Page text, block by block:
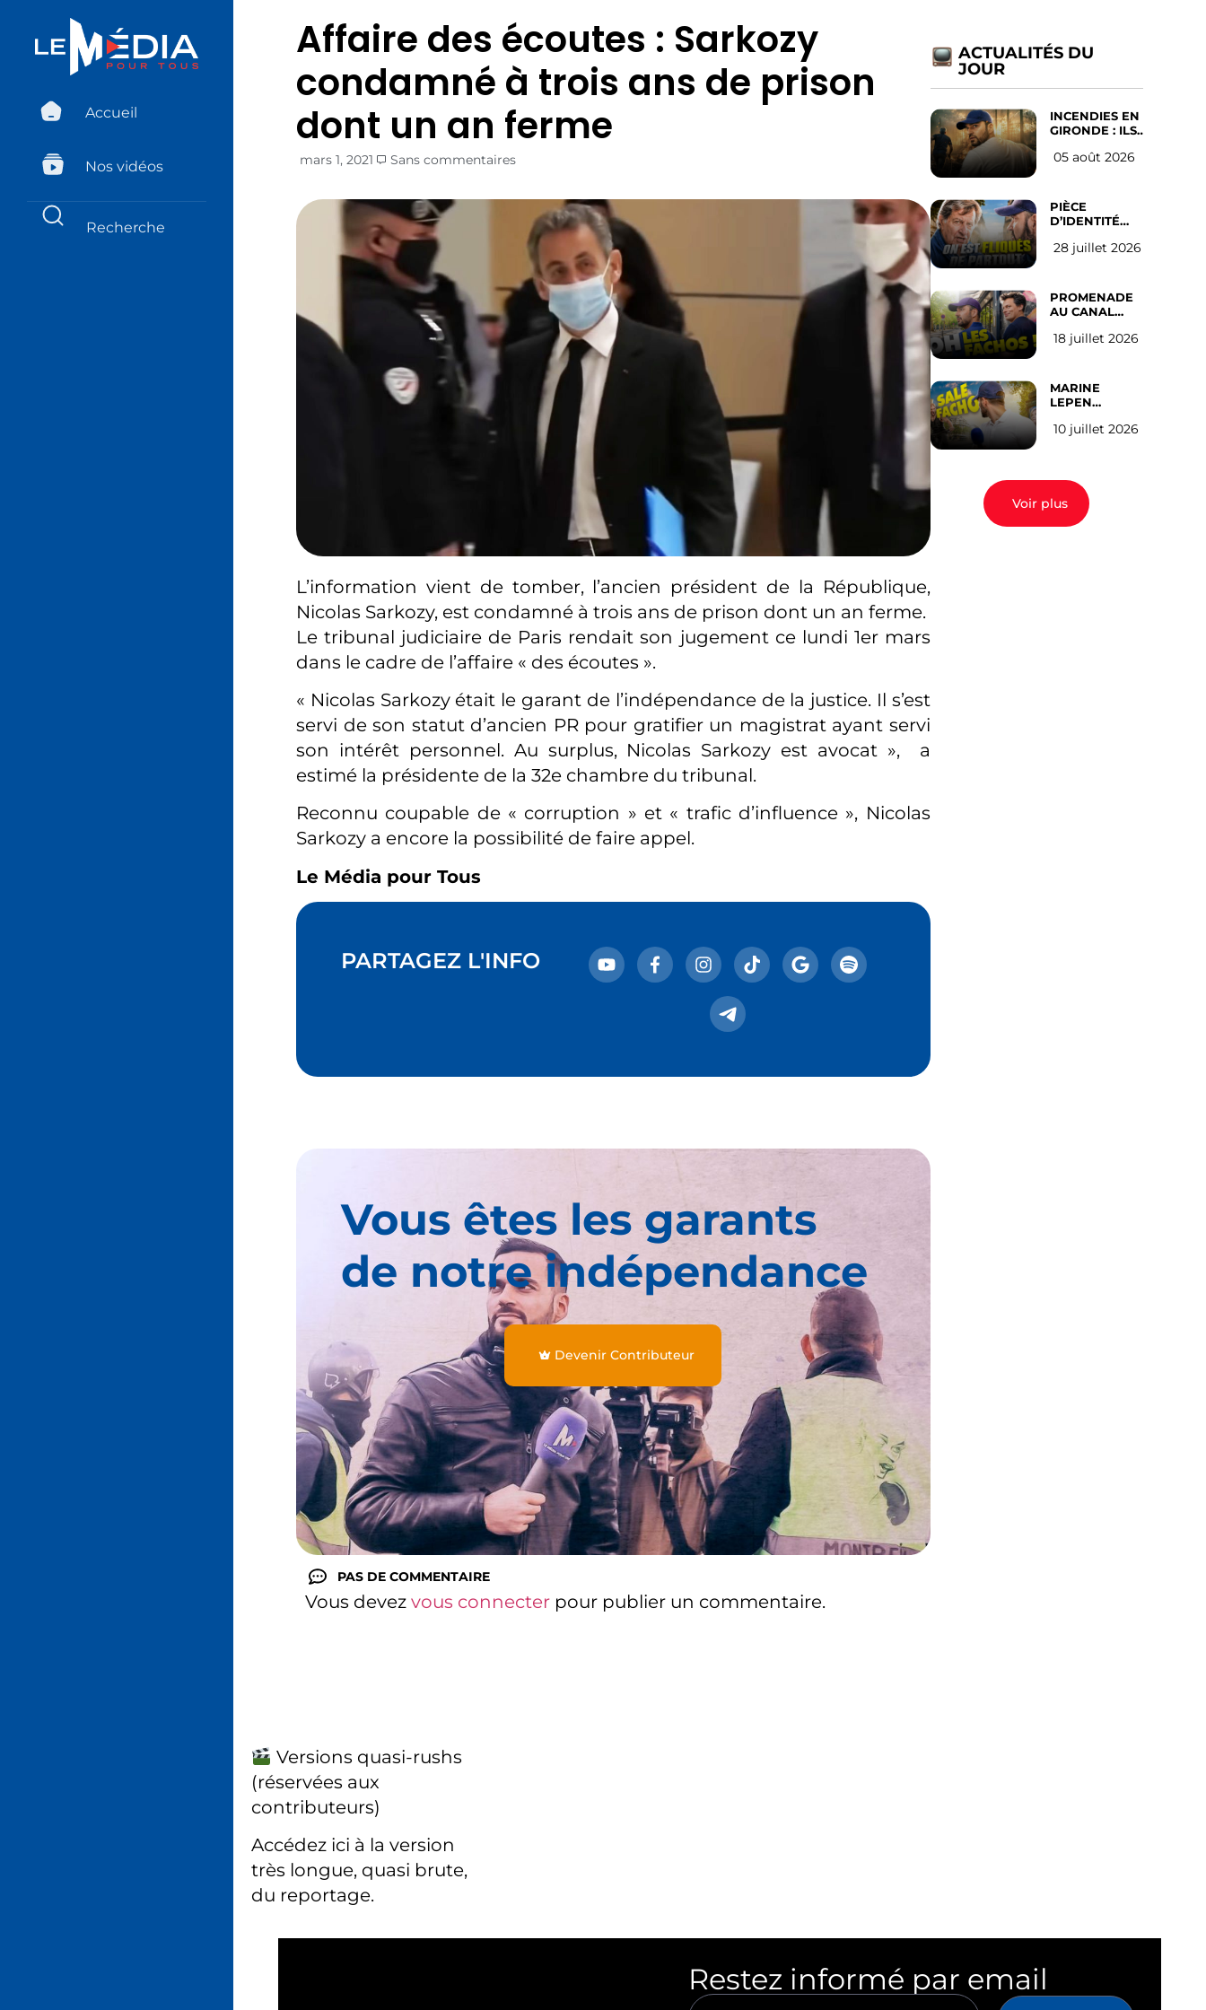
Accueil
Nos vidéos
Affaire des écoutes : Sarkozy
condamné à trois ans de prison
dont un an ferme
mars 1, 2021 Sans commentaires
L’information vient de tomber, l’ancien président de la République,
Nicolas Sarkozy, est condamné à trois ans de prison dont un an ferme.
Le tribunal judiciaire de Paris rendait son jugement ce lundi 1er mars
dans le cadre de l’affaire « des écoutes ».
« Nicolas Sarkozy était le garant de l’indépendance de la justice. Il s’est
servi de son statut d’ancien PR pour gratifier un magistrat ayant servi
son intérêt personnel. Au surplus, Nicolas Sarkozy est avocat », a
estimé la présidente de la 32e chambre du tribunal.
Reconnu coupable de « corruption » et « trafic d’influence », Nicolas
Sarkozy a encore la possibilité de faire appel.
Le Média pour Tous
PARTAGEZ L'INFO
Vous êtes les garants
de notre indépendance
Devenir Contributeur
PAS DE COMMENTAIRE
Vous devez vous connecter pour publier un commentaire.
ACTUALITÉS DU
JOUR
INCENDIES EN
GIRONDE : ILS
D’ABANDONNER
05 août 2026
PIÈCE
D’IDENTITÉ
SUR LES
l’avis des
Français
28 juillet 2026
PROMENADE
AU CANAL
(les gauchistes
18 juillet 2026
MARINE
LEPEN
EN 2027 : l’avis
10 juillet 2026
Voir plus
Versions quasi-rushs
(réservées aux
contributeurs)
Accédez ici à la version
très longue, quasi brute,
du reportage.
Restez informé par email